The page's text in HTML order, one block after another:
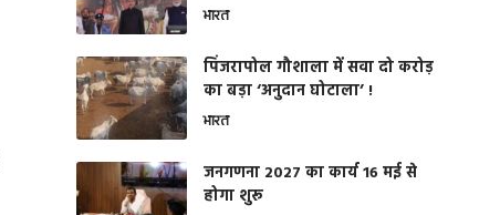
भारत
​पिंजरापोल गौशाला में सवा दो करोड़
का बड़ा ‘अनुदान घोटाला’ !
भारत
जनगणना 2027 का कार्य 16 मई से
होगा शुरू